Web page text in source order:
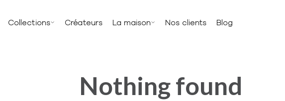
Collections Créateurs La maison Nos clients Blog
Nothing found